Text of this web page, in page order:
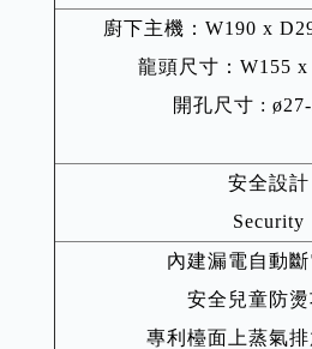
廚下主機：W190 x
龍頭尺寸：W155 x
開孔尺寸 :
安全設計
Security
內建漏電自動
安全兒童防
專利檯面上蒸氣